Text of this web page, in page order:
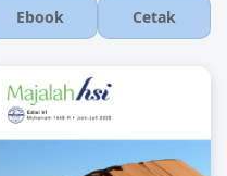
Ebook Cetak